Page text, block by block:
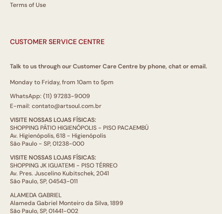
Terms of Use
CUSTOMER SERVICE CENTRE
Talk to us through our Customer Care Centre by phone, chat or email.
Monday to Friday, from 10am to 5pm
WhatsApp: (11) 97283-9009
E-mail: contato@artsoul.com.br
VISITE NOSSAS LOJAS FÍSICAS:
SHOPPING PÁTIO HIGIENÓPOLIS - PISO PACAEMBÚ
Av. Higienópolis, 618 - Higienópolis
São Paulo - SP, 01238-000
VISITE NOSSAS LOJAS FÍSICAS:
SHOPPING JK IGUATEMI - PISO TÉRREO
Av. Pres. Juscelino Kubitschek, 2041
São Paulo, SP, 04543-011
ALAMEDA GABRIEL
Alameda Gabriel Monteiro da Silva, 1899
São Paulo, SP, 01441-002